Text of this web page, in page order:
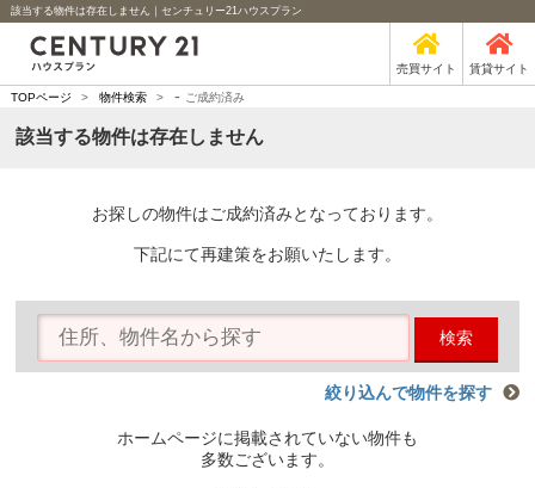
該当する物件は存在しません｜センチュリー21ハウスプラン
売買サイト 賃貸サイト
TOPページ > 物件検索 > - ご成約済み
該当する物件は存在しません
お探しの物件はご成約済みとなっております。
下記にて再建策をお願いたします。
検索
絞り込んで物件を探す
ホームページに掲載されていない物件も
多数ございます。